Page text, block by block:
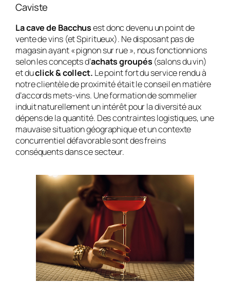
Caviste
La cave de Bacchusest donc devenu un point de
vente de vins (et Spiritueux). Ne disposant pas de
magasin ayant « pignon sur rue », nous fonctionnions
selon les concepts d’achats groupés (salons du vin)
et duclick & collect. Le point fort du service rendu à
notre clientèle de proximité était le conseil en matière
d’accords mets-vins. Une formation de sommelier
induit naturellement un intérêt pour la diversité aux
dépens de la quantité. Des contraintes logistiques, une
mauvaise situation géographique et un contexte
concurrentiel défavorable sont des freins
conséquents dans ce secteur.